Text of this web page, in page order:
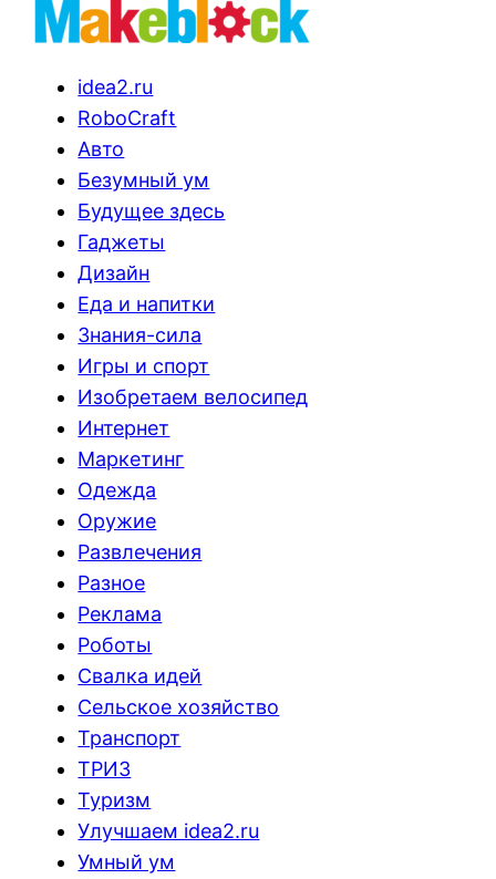
idea2.ru
RoboCraft
Авто
Безумный ум
Будущее здесь
Гаджеты
Дизайн
Еда и напитки
Знания-сила
Игры и спорт
Изобретаем велосипед
Интернет
Маркетинг
Одежда
Оружие
Развлечения
Разное
Реклама
Роботы
Свалка идей
Сельское хозяйство
Транспорт
ТРИЗ
Туризм
Улучшаем idea2.ru
Умный ум